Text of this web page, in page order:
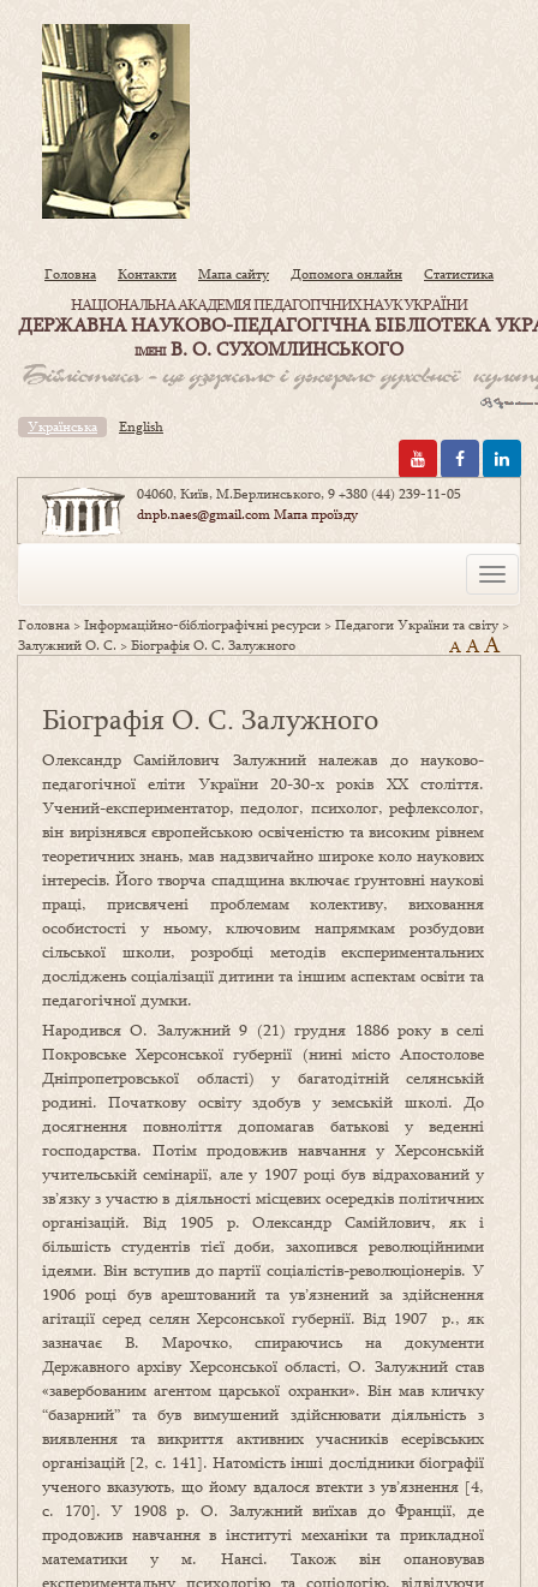
Головна Контакти Мапа сайту Допомога онлайн Статистика
НАЦІОНАЛЬНА АКАДЕМІЯ ПЕДАГОГІЧНИХ НАУК УКРАЇНИ
ДЕРЖАВНА НАУКОВО-ПЕДАГОГІЧНА БІБЛІОТЕКА
ІМЕНІВ. О. СУХОМЛИНСЬКОГО
Українська English
04060, Київ, М.Берлинського, 9+380 (44) 239-11-05
dnpb.naes@gmail.comМапа проїзду
Toggle
Головна >Інформаційно-бібліографічні ресурси >Педагоги України та світу>
Залужний О. С. >Біографія О. С. Залужного A AA
Біографія О. С. Залужного
Олександр Самійлович Залужний належав до науково-
педагогічної еліти України 20-30-х років ХХ століття.
Учений-експериментатор, педолог, психолог, рефлексолог,
він вирізнявся європейською освіченістю та високим рівнем
теоретичних знань, мав надзвичайно широке коло наукових
інтересів. Його творча спадщина включає ґрунтовні наукові
праці, присвячені проблемам колективу, виховання
особистості у ньому, ключовим напрямкам розбудови
сільської школи, розробці методів експериментальних
досліджень соціалізації дитини та іншим аспектам освіти та
педагогічної думки.
Народився О. Залужний 9 (21) грудня 1886 року в селі
Покровське Херсонської губернії (нині місто Апостолове
Дніпропетровської області) у багатодітній селянській
родині. Початкову освіту здобув у земській школі. До
досягнення повноліття допомагав батькові у веденні
господарства. Потім продовжив навчання у Херсонській
учительській семінарії, але у 1907 році був відрахований у
зв’язку з участю в діяльності місцевих осередків політичних
організацій. Від 1905 р. Олександр Самійлович, як і
більшість студентів тієї доби, захопився революційними
ідеями. Він вступив до партії соціалістів-революціонерів. У
1906 році був арештований та ув’язнений за здійснення
агітації серед селян Херсонської губернії. Від 1907 р., як
зазначає В. Марочко, спираючись на документи
Державного архіву Херсонської області, О. Залужний став
«завербованим агентом царської охранки». Він мав кличку
“базарний” та був вимушений здійснювати діяльність з
виявлення та викриття активних учасників есерівських
організацій [2, с. 141]. Натомість інші дослідники біографії
ученого вказують, що йому вдалося втекти з ув’язнення [4,
с. 170]. У 1908 р. О. Залужний виїхав до Франції, де
продовжив навчання в інституті механіки та прикладної
математики у м. Нансі. Також він опановував
експериментальну психологію та соціологію, відвідуючи